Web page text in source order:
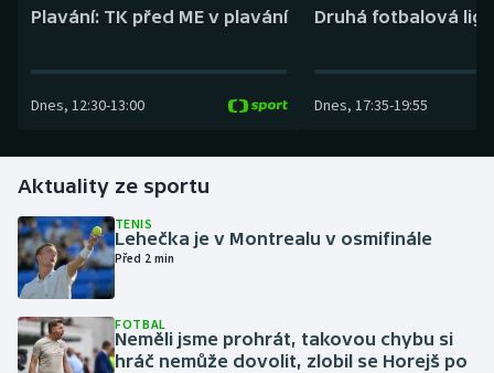
Golf
Gymnastika
Házená
Jezdectví
Plavání: TK před ME v plavání
Dnes, 12:30-13:00
Druhá fotbalová
Dnes, 17:35-19:55
Aktuality ze sportu
TENIS
Lehečka je v Montrealu v osmifinále
Před 2 min
FOTBAL
Neměli jsme prohrát, takovou chybu si
hráč nemůže dovolit, zlobil se Horejš po